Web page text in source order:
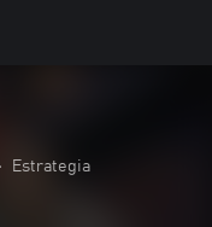
• Estrategia